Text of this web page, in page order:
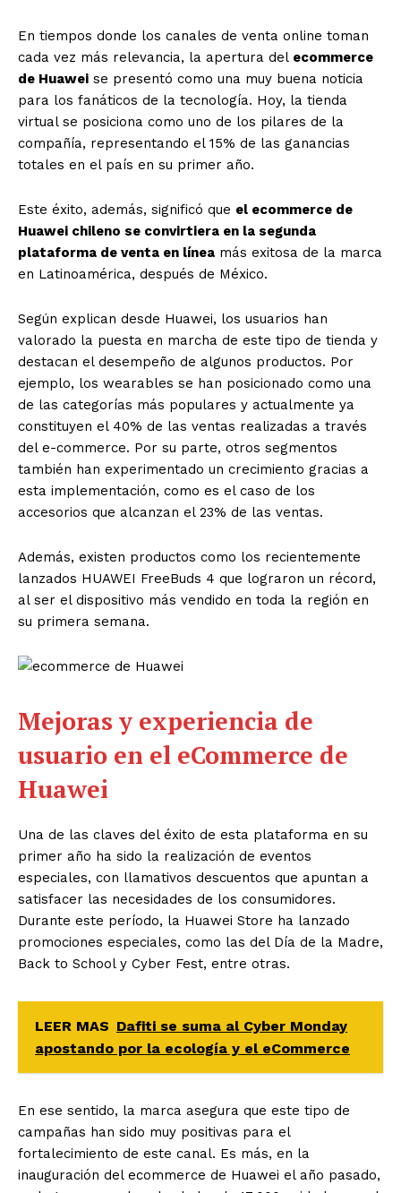
En tiempos donde los canales de venta online toman
cada vez más relevancia, la apertura del ecommerce
de Huawei se presentó como una muy buena noticia
para los fanáticos de la tecnología. Hoy, la tienda
virtual se posiciona como uno de los pilares de la
compañía, representando el 15% de las ganancias
totales en el país en su primer año.
Este éxito, además, significó que el ecommerce de
Huawei chileno se convirtiera en la segunda
plataforma de venta en línea más exitosa de la marca
en Latinoamérica, después de México.
Según explican desde Huawei, los usuarios han
valorado la puesta en marcha de este tipo de tienda y
destacan el desempeño de algunos productos. Por
ejemplo, los wearables se han posicionado como una
de las categorías más populares y actualmente ya
constituyen el 40% de las ventas realizadas a través
del e-commerce. Por su parte, otros segmentos
también han experimentado un crecimiento gracias a
esta implementación, como es el caso de los
accesorios que alcanzan el 23% de las ventas.
Además, existen productos como los recientemente
lanzados HUAWEI FreeBuds 4 que lograron un récord,
al ser el dispositivo más vendido en toda la región en
su primera semana.
Mejoras y experiencia de
usuario en el eCommerce de
Huawei
Una de las claves del éxito de esta plataforma en su
primer año ha sido la realización de eventos
especiales, con llamativos descuentos que apuntan a
satisfacer las necesidades de los consumidores.
Durante este período, la Huawei Store ha lanzado
promociones especiales, como las del Día de la Madre,
Back to School y Cyber Fest, entre otras.
LEER MAS Dafiti se suma al Cyber Monday
apostando por la ecología y el eCommerce
En ese sentido, la marca asegura que este tipo de
campañas han sido muy positivas para el
fortalecimiento de este canal. Es más, en la
inauguración del ecommerce de Huawei el año pasado,